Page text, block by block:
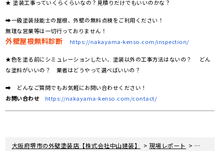
★ 塗装工事っていくらくらいなの？見積りだけでもいいのかな？
➡一級塗装技能士の屋根、外壁の無料点検をご利用ください！
無理な営業等は一切行っておりません！
外壁屋根無料診断 https://nakayama-kenso.com/inspection/
★色を塗る前にシミュレーションしたい、塗装以外の工事方法はないの？ どん
な塗料がいいの？ 業者はどうやって選べばいいの？
➡ どんなご質問でもお気軽にお問い合わせください！
お問い合わせ
https://nakayama-kenso.com/contact/
大阪府堺市の外壁塗装店【株式会社中山建装】 > 現場レポート > サイデ